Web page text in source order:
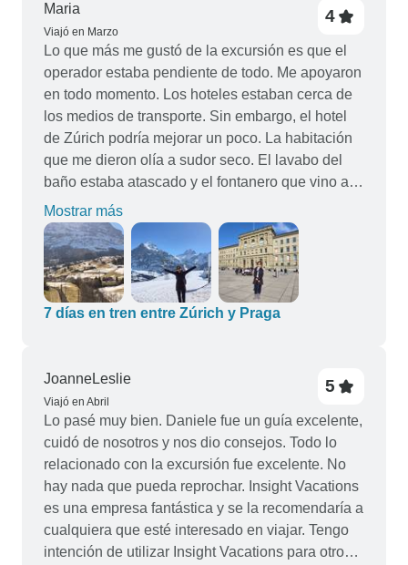
Maria
Viajó en Marzo
4
Lo que más me gustó de la excursión es que el
operador estaba pendiente de todo. Me apoyaron
en todo momento. Los hoteles estaban cerca de
los medios de transporte. Sin embargo, el hotel
de Zúrich podría mejorar un poco. La habitación
que me dieron olía a sudor seco. El lavabo del
baño estaba atascado y el fontanero que vino a
arreglarlo era también el recepcionista del hotel,
lo que no funcionó muy bien. Decidieron mejorar
mi habitación, que seguía oliendo a sudor seco.
Podrían haber ofrecido más artículos de aseo. El
jabón era todo en uno. Champú, acondicionador
para el pelo y jabón de baño, todo en uno. El
porque estaba todo en alemán. Gracias a Dios,
los suizos son serviciales. Alguien se me acercó
y me preguntó si necesitaba ayuda mientras
intentaba averiguar a qué vía tenía que ir para
coger el tren. Gracias a Dios también por el
traductor de Google. El hotel de Praga era mucho
mejor. Estaba limpio, olía a limpio, era moderno y
estaba muy cerca de la estación de tren. Aunque
podrían hacer algunas mejoras en su menú. La
Mostrar más
7 días en tren entre Zúrich y Praga
JoanneLeslie
Viajó en Abril
5
Lo pasé muy bien. Daniele fue un guía excelente,
cuidó de nosotros y nos dio consejos. Todo lo
relacionado con la excursión fue excelente. No
hay nada que pueda reprochar. Insight Vacations
es una empresa fantástica y se la recomendaría a
cualquiera que esté interesado en viajar. Tengo
intención de utilizar Insight Vacations para otros